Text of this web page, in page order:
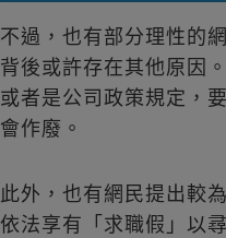
不過，也有部分理性的
背後或許存在其他原因
或者是公司政策規定，
會作廢。
此外，也有網民提出較
依法享有「求職假」以